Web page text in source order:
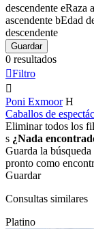
descendente eRaza
ascendente bEdad
descendente
Guardar
0 resultados
Filtro

Poni Exmoor H
Caballos de
Eliminar todos los
s ¿Nada
Guarda la
pronto como
Guardar
Consultas similares
Platino